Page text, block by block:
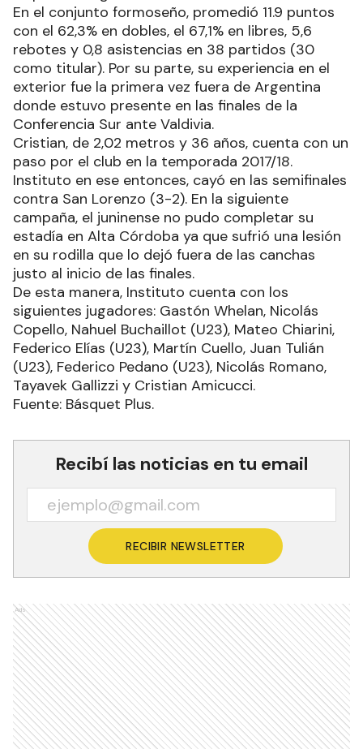
En el conjunto formoseño, promedió 11.9 puntos
con el 62,3% en dobles, el 67,1% en libres, 5,6
rebotes y 0,8 asistencias en 38 partidos (30
como titular). Por su parte, su experiencia en el
exterior fue la primera vez fuera de Argentina
donde estuvo presente en las finales de la
Conferencia Sur ante Valdivia.
Cristian, de 2,02 metros y 36 años, cuenta con un
paso por el club en la temporada 2017/18.
Instituto en ese entonces, cayó en las semifinales
contra San Lorenzo (3-2). En la siguiente
campaña, el juninense no pudo completar su
estadía en Alta Córdoba ya que sufrió una lesión
en su rodilla que lo dejó fuera de las canchas
justo al inicio de las finales.
De esta manera, Instituto cuenta con los
siguientes jugadores: Gastón Whelan, Nicolás
Copello, Nahuel Buchaillot (U23), Mateo Chiarini,
Federico Elías (U23), Martín Cuello, Juan Tulián
(U23), Federico Pedano (U23), Nicolás Romano,
Tayavek Gallizzi y Cristian Amicucci.
Fuente: Básquet Plus.
Recibí las noticias en tu email
RECIBIR NEWSLETTER
Ads